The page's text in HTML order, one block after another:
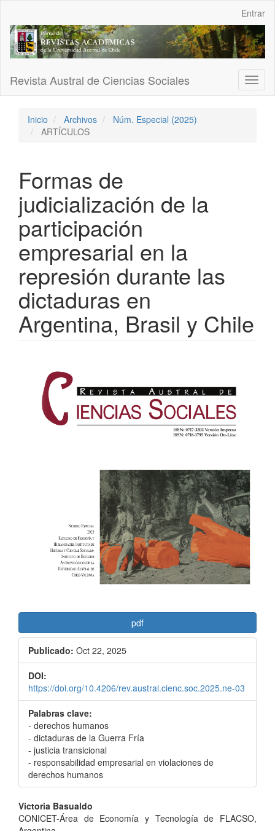
Contenido
principal
Barra
Entrar
Revista Austral de Ciencias Sociales
Inicio Archivos
Núm. Especial (2025)
ARTÍCULOS
Formas de
judicialización de la
participación
empresarial en la
represión durante las
dictaduras en
Argentina, Brasil y Chile
lateral
del
artículo
pdf
Publicado: Oct 22, 2025
DOI:
https://doi.org/10.4206/rev.austral.cienc.soc.2025.ne-03
Palabras clave:
- derechos humanos
- dictaduras de la Guerra Fría
- justicia transicional
- responsabilidad empresarial en violaciones de
derechos humanos
Contenido
Victoria Basualdo
CONICET-Área de Economía y Tecnología de FLACSO,